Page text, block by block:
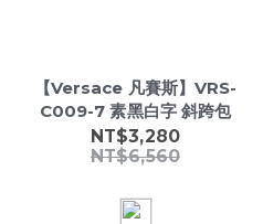
【Versace 凡賽斯】VRS-
C009-7 素黑白字 斜跨包
NT$3,280
NT$6,560